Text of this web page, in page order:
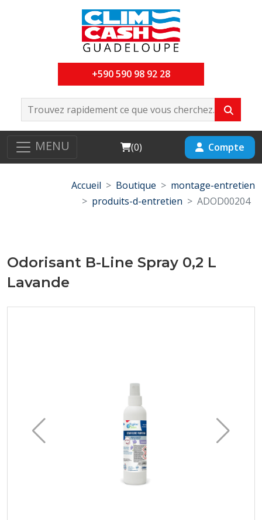
+590 590 98 92 28
MENU Cart
(0) Compte
Accueil Boutique
montage-entretien
produits-d-entretien
ADOD00204
Odorisant B-Line Spray 0,2 L
Lavande